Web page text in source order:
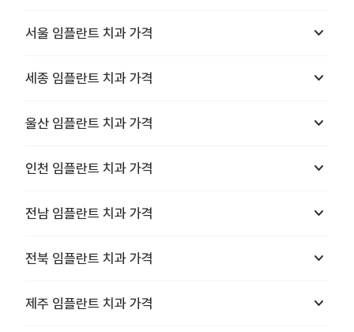
서울 임플란트 치과 가격 keyboard_arrow_down
세종 임플란트 치과 가격 keyboard_arrow_down
울산 임플란트 치과 가격 keyboard_arrow_down
인천 임플란트 치과 가격 keyboard_arrow_down
전남 임플란트 치과 가격 keyboard_arrow_down
전북 임플란트 치과 가격 keyboard_arrow_down
제주 임플란트 치과 가격 keyboard_arrow_down